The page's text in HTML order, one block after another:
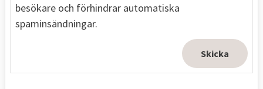
besökare och förhindrar automatiska
spaminsändningar.